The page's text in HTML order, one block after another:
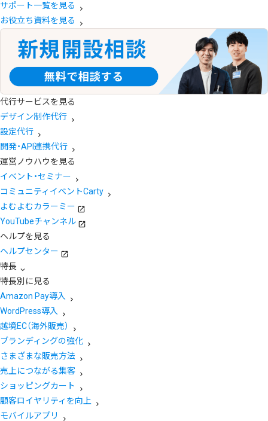
サポート一覧を見る
お役立ち資料を見る
代行サービスを見る
デザイン制作代行
設定代行
開発・API連携代行
運営ノウハウを見る
イベント・セミナー
コミュニティイベントCarty
よむよむカラーミー
YouTubeチャンネル
ヘルプを見る
ヘルプセンター
特長
特長別に見る
Amazon Pay導入
WordPress導入
越境EC（海外販売）
ブランディングの強化
さまざまな販売方法
売上につながる集客
ショッピングカート
顧客ロイヤリティを向上
モバイルアプリ